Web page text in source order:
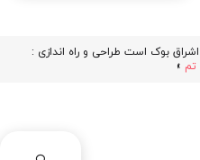
بوک است طراحی و راه اندازی :
»